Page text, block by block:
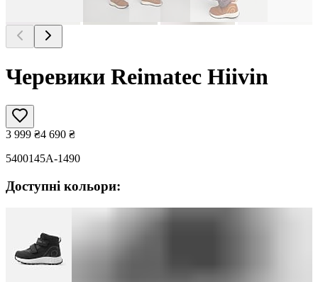
Черевики Reimatec Hiivin
3 999 ₴4 690 ₴
5400145A-1490
Доступні кольори: